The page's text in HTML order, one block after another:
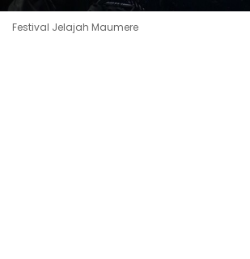
Festival Jelajah Maumere